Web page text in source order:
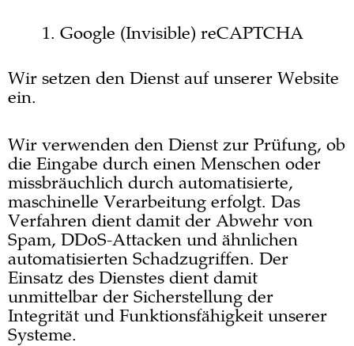
Google (Invisible) reCAPTCHA
Wir setzen den Dienst auf unserer Website
ein.
Wir verwenden den Dienst zur Prüfung, ob
die Eingabe durch einen Menschen oder
missbräuchlich durch automatisierte,
maschinelle Verarbeitung erfolgt. Das
Verfahren dient damit der Abwehr von
Spam, DDoS-Attacken und ähnlichen
automatisierten Schadzugriffen. Der
Einsatz des Dienstes dient damit
unmittelbar der Sicherstellung der
Integrität und Funktionsfähigkeit unserer
Systeme.